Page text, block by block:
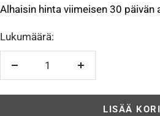
Alhaisin hinta viimeisen 30 päivän
Lukumäärä:
Vähennä
LISÄÄ